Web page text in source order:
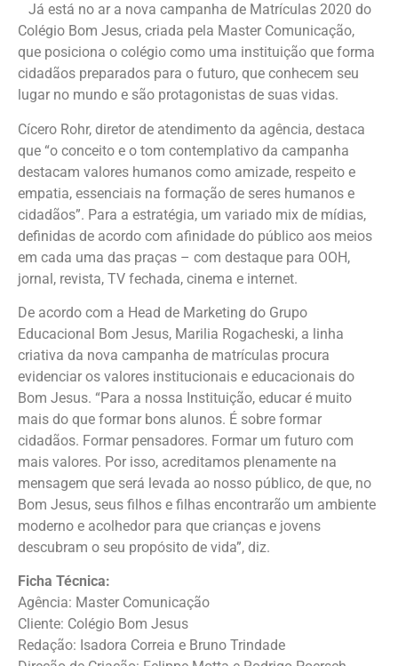
Já está no ar a nova campanha de Matrículas 2020 do
Colégio Bom Jesus, criada pela Master Comunicação,
que posiciona o colégio como uma instituição que forma
cidadãos preparados para o futuro, que conhecem seu
lugar no mundo e são protagonistas de suas vidas.
Cícero Rohr, diretor de atendimento da agência, destaca
que “o conceito e o tom contemplativo da campanha
destacam valores humanos como amizade, respeito e
empatia, essenciais na formação de seres humanos e
cidadãos”. Para a estratégia, um variado mix de mídias,
definidas de acordo com afinidade do público aos meios
em cada uma das praças – com destaque para OOH,
jornal, revista, TV fechada, cinema e internet.
De acordo com a Head de Marketing do Grupo
Educacional Bom Jesus, Marilia Rogacheski, a linha
criativa da nova campanha de matrículas procura
evidenciar os valores institucionais e educacionais do
Bom Jesus. “Para a nossa Instituição, educar é muito
mais do que formar bons alunos. É sobre formar
cidadãos. Formar pensadores. Formar um futuro com
mais valores. Por isso, acreditamos plenamente na
mensagem que será levada ao nosso público, de que, no
Bom Jesus, seus filhos e filhas encontrarão um ambiente
moderno e acolhedor para que crianças e jovens
descubram o seu propósito de vida”, diz.
Ficha Técnica:
Agência: Master Comunicação
Cliente: Colégio Bom Jesus
Redação: Isadora Correia e Bruno Trindade